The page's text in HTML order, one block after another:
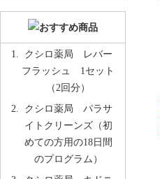
クシロ薬局 レバー
フラッシュ 1セット
（2回分）
クシロ薬局 パラサ
イトクリーンズ（初
めての方用の18日間
のプログラム）